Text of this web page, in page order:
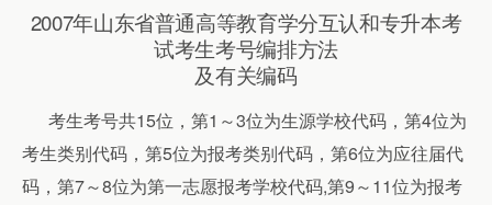
2007年山东省普通高等教育学分互认和专升本考
试考生考号编排方法
及有关编码
考生考号共15位，第1～3位为生源学校代码，第4位为
考生类别代码，第5位为报考类别代码，第6位为应往届代
码，第7～8位为第一志愿报考学校代码,第9～11位为报考